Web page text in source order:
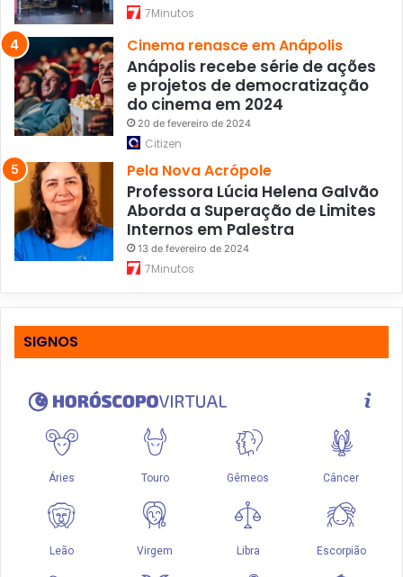
7Minutos
Cinema renasce em Anápolis
Anápolis recebe série de ações
e projetos de democratização
do cinema em 2024
20 de fevereiro de 2024
Citizen
Pela Nova Acrópole
Professora Lúcia Helena Galvão
Aborda a Superação de Limites
Internos em Palestra
13 de fevereiro de 2024
7Minutos
SIGNOS